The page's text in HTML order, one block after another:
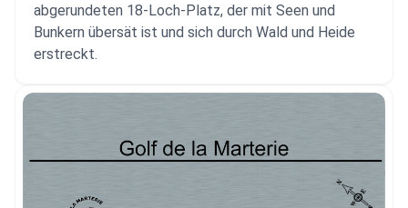
abgerundeten 18-Loch-Platz, der mit Seen und
Bunkern übersät ist und sich durch Wald und Heide
erstreckt.